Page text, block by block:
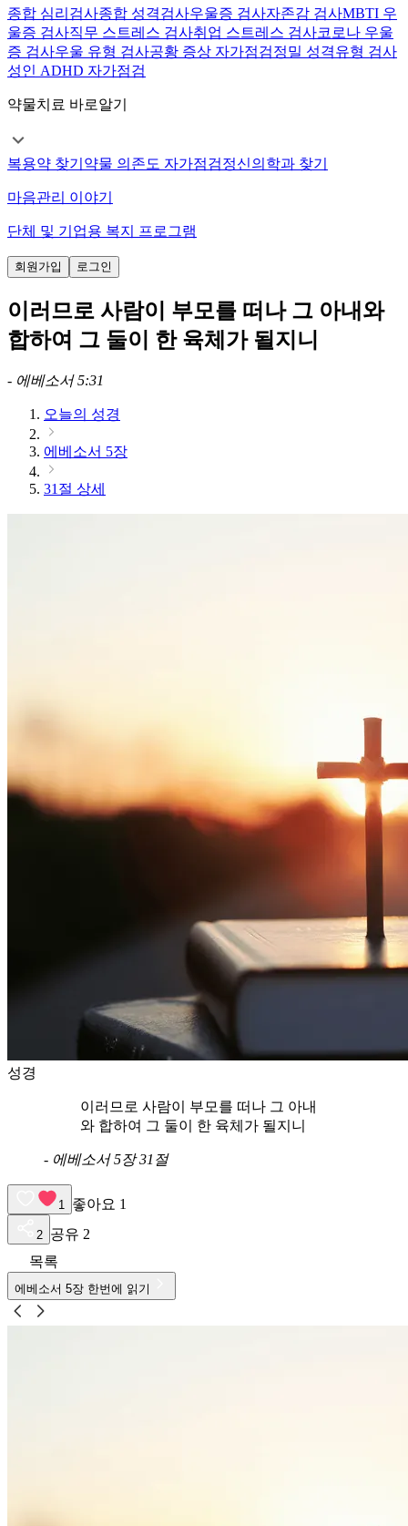
종합 심리검사종합 성격검사우울증 검사자존감 검사MBTI 우
울증 검사직무 스트레스 검사취업 스트레스 검사코로나 우울
증 검사우울 유형 검사공황 증상 자가점검정밀 성격유형 검사
성인 ADHD 자가점검
약물치료 바로알기
복용약 찾기 약물 의존도 자가점검정신의학과 찾기
마음관리 이야기
단체 및 기업용 복지 프로그램
회원가입 로그인
이러므로 사람이 부모를 떠나 그 아내와
합하여 그 둘이 한 육체가 될지니
- 에베소서 5:31
오늘의 성경
에베소서 5장
31절 상세
성경
이러므로 사람이 부모를 떠나 그 아내
와 합하여 그 둘이 한 육체가 될지니
- 에베소서 5장 31절
1 좋아요 1
2 공유 2
목록
에베소서 5장 한번에 읽기